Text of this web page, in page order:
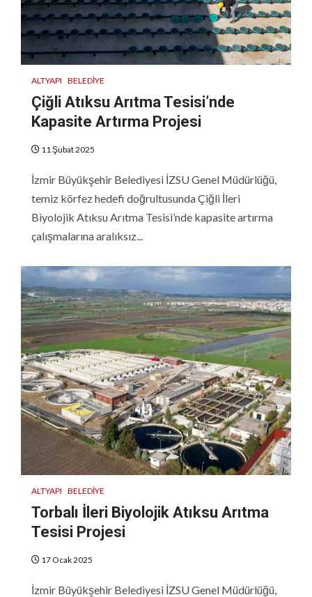
ALTYAPI BELEDIYE
Çiğli Atıksu Arıtma Tesisi’nde
Kapasite Artırma Projesi
11 Şubat 2025
İzmir Büyükşehir Belediyesi İZSU Genel Müdürlüğü,
temiz körfez hedefi doğrultusunda Çiğli İleri
Biyolojik Atıksu Arıtma Tesisi’nde kapasite artırma
çalışmalarına aralıksız...
ALTYAPI BELEDIYE
Torbalı İleri Biyolojik Atıksu Arıtma
Tesisi Projesi
17 Ocak 2025
İzmir Büyükşehir Belediyesi İZSU Genel Müdürlüğü,